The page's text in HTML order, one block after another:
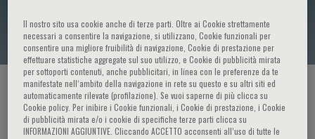
Yui-Ming Lam
HOME PAGE / CORSI ED EVENTI / RELATORE
Il nostro sito usa cookie anche di terze parti. Oltre ai Cookie strettamente
necessari a consentire la navigazione, si utilizzano, Cookie funzionali per
consentire una migliore fruibilità di navigazione, Cookie di prestazione per
effettuare statistiche aggregate sul suo utilizzo, e Cookie di pubblicità mirata
per sottoporti contenuti, anche pubblicitari, in linea con le preferenze da te
manifestate nell‘ambito della navigazione in rete su questo e su altri siti ed
automaticamente rilevate (profilazione). Se vuoi saperne di più clicca su
Cookie policy. Per inibire i Cookie funzionali, i Cookie di prestazione, i Cookie
di pubblicità mirata e/o i cookie di specifiche terze parti clicca su
INFORMAZIONI AGGIUNTIVE. Cliccando ACCETTO acconsenti all’uso di tutte le